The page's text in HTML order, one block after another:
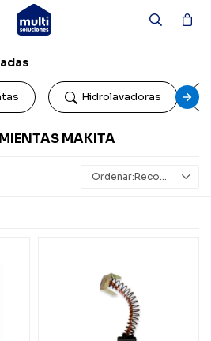
Hidrolavadoras
MAKITA
Recomendados